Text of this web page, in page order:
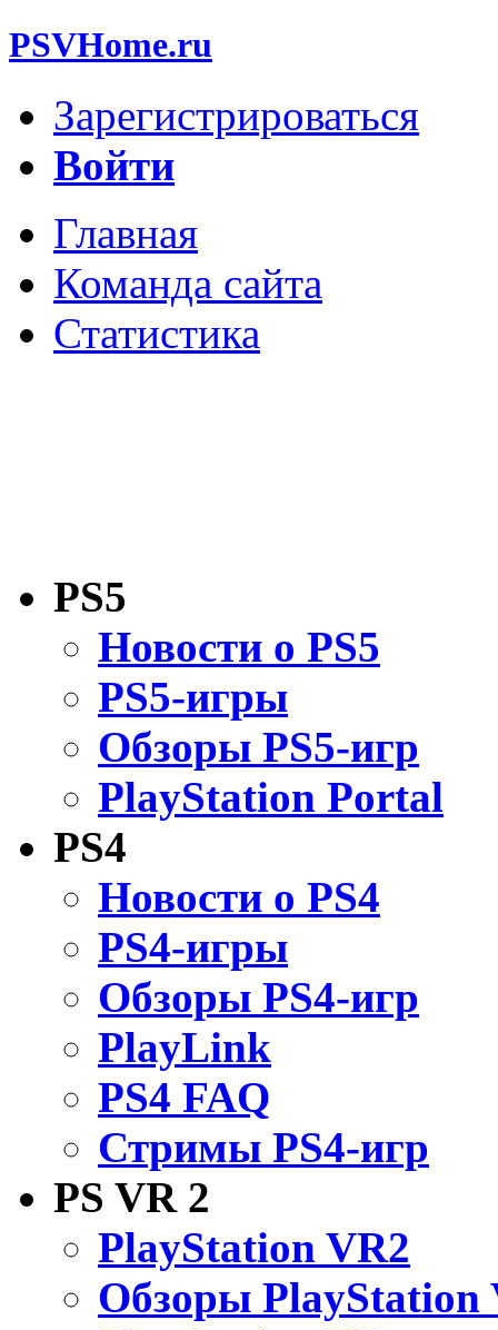
PSVHome.ru
Зарегистрироваться
Войти
Главная
Команда сайта
Статистика
PS5
Новости о PS5
PS5-игры
Обзоры PS5-игр
PlayStation Portal
PS4
Новости о PS4
PS4-игры
Обзоры PS4-игр
PlayLink
PS4 FAQ
Стримы PS4-игр
PS VR 2
PlayStation VR2
Обзоры PlayStation